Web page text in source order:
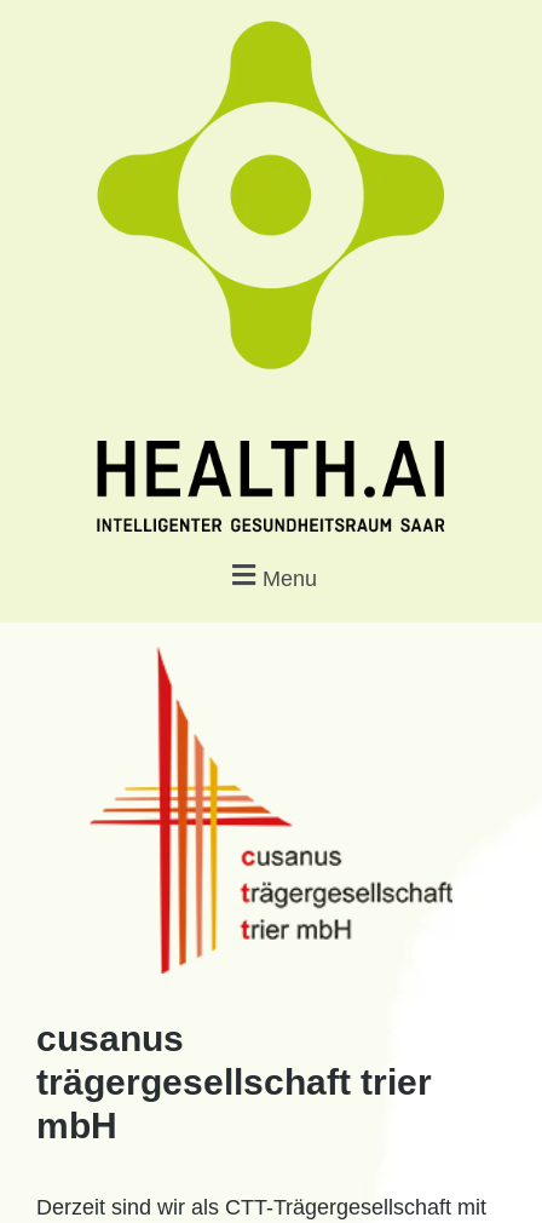
Menu
cusanus
trägergesellschaft trier
mbH
Derzeit sind wir als CTT-Trägergesellschaft mit